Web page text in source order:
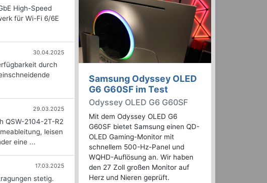
High-Speed
für Wi-Fi 6/6E
30.04.2025
durch
29.03.2025
QSW-2104-2T-R2
leisen
eine ...
17.03.2025
stetig.
Samsung Odyssey OLED
G6 G60SF im Test
Odyssey OLED G6 G60SF
Mit dem Odyssey OLED G6
G60SF bietet Samsung einen QD-
OLED Gaming-Monitor mit
schnellem 500-Hz-Panel und
WQHD-Auflösung an. Wir haben
den 27 Zoll großen Monitor auf
Herz und Nieren geprüft.